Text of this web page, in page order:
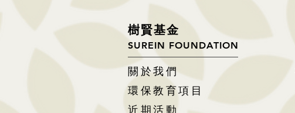
樹賢基金
SUREIN FOUNDATION
關於我們
環保教育項目
近期活動